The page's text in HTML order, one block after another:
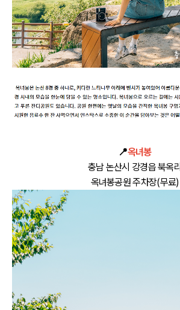
📍옥녀봉
충남 논산시 강경읍 북옥리
옥녀봉공원 주차장(무료)